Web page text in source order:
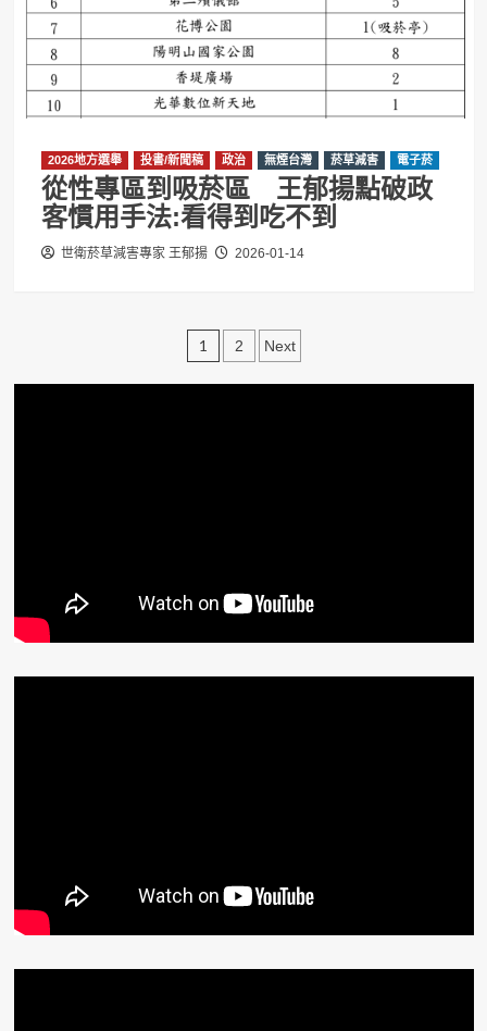
2026地方選舉 投書/新聞稿 政治 無煙台灣 菸草減害 電子菸
從性專區到吸菸區 王郁揚點破政
客慣用手法:看得到吃不到
世衛菸草減害專家 王郁揚 2026-01-14
文
章
1 2 Next